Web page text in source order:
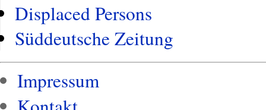
Displaced Persons
Süddeutsche Zeitung
Impressum